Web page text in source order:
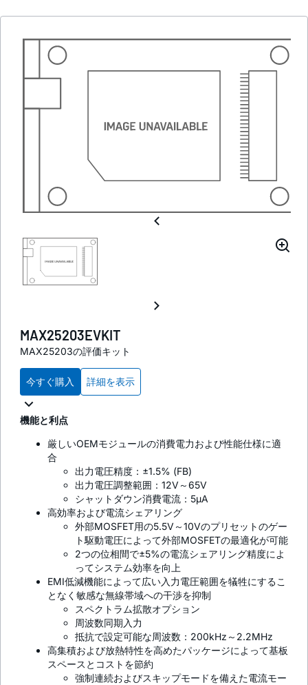
MAX25203EVKIT
MAX25203の評価キット
今すぐ購入 詳細を表示
機能と利点
厳しいOEMモジュールの消費電力および性能仕様に適
合
出力電圧精度：±1.5% (FB)
出力電圧調整範囲：12V～65V
シャットダウン消費電流：5µA
高効率および電流シェアリング
外部MOSFET用の5.5V～10Vのプリセットのゲー
ト駆動電圧によって外部MOSFETの最適化が可能
2つの位相間で±5%の電流シェアリング精度によ
ってシステム効率を向上
EMI低減機能によって広い入力電圧範囲を犠牲にするこ
となく敏感な無線帯域への干渉を抑制
スペクトラム拡散オプション
周波数同期入力
抵抗で設定可能な周波数：200kHz～2.2MHz
高集積および放熱特性を高めたパッケージによって基板
スペースとコストを節約
強制連続およびスキップモードを備えた電流モー